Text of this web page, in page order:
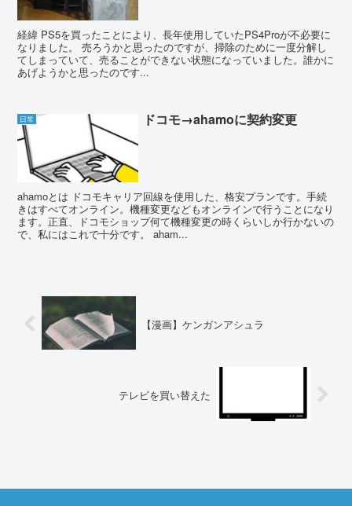
経緯 PS5を買ったことにより、長年使用していたPS4Proが不必要に
なりました。 売ろうかと思ったのですが、掃除のために一度分解し
てしまっていて、売ることができない状態になっていました。誰かに
あげようかと思ったのです...
日常 ドコモ→ahamoに契約変更
ahamoとは ドコモキャリア回線を使用した、格安プランです。手続
きはすべてオンライン。機種変更などもオンラインで行うことになり
ます。正直、ドコモショップ何て機種変更の時くらいしか行かないの
で、私にはこれで十分です。 aham...
【漫画】ケンガンアシュラ
テレビを買い替えた